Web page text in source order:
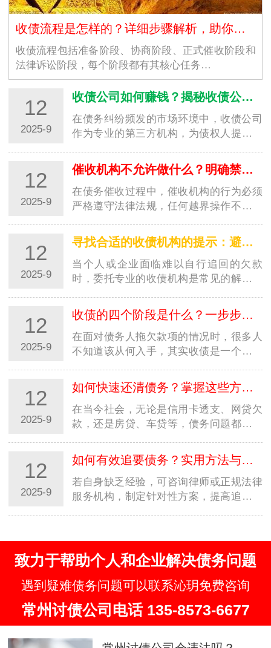
收债流程是怎样的？详细步骤解析，助你高效追回欠款
收债流程包括准备阶段、协商阶段、正式催收阶段和
法律诉讼阶段，每个阶段都有其核心任务…
12
2025-9
收债公司如何赚钱？揭秘收债公司的盈利模式
在债务纠纷频发的市场环境中，收债公司
作为专业的第三方机构，为债权人提供欠
说，收债公司如何赚钱是一个充满好奇的
问题。其实，收债公司的盈…
12
2025-9
催收机构不允许做什么？明确禁区，避免踩坑
在债务催收过程中，催收机构的行为必须
严格遵守法律法规，任何越界操作不仅会
陷入法律纠纷。了解催收机构不允许做的
事，既能帮助债务人维护…
12
2025-9
寻找合适的收债机构的提示：避开陷阱，选对专业帮手
当个人或企业面临难以自行追回的欠款
时，委托专业的收债机构是常见的解决方
不当，可能不仅追不回欠款，还会陷入法
律纠纷或遭受二次损失。因…
12
2025-9
收债的四个阶段是什么？一步步教你合法高效追回欠款
在面对债务人拖欠款项的情况时，很多人
不知道该从何入手，其实收债是一个有章
段，能让你在追讨欠款时更有条理，既提
高效率又避免踩坑。本文就…
12
2025-9
如何快速还清债务？掌握这些方法，摆脱负债压力
在当今社会，无论是信用卡透支、网贷欠
款，还是房贷、车贷等，债务问题都可能
在苦苦寻找快速还清债务的方法，渴望早
日摆脱负债的困扰，重获…
12
2025-9
如何有效追要债务？实用方法与法律途径全解析
若自身缺乏经验，可咨询律师或正规法律
服务机构，制定针对性方案，提高追债成
益。在商业往来和日常生活…
致力于帮助个人和企业解决债务问题
遇到疑难债务问题可以联系沁玥免费咨询
常州讨债公司电话 135-8573-6677